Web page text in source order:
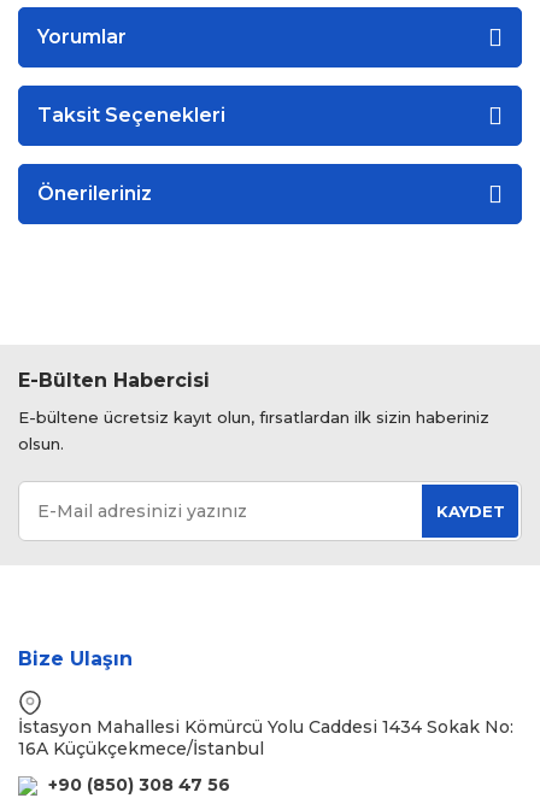
Yorumlar
Taksit Seçenekleri
Önerileriniz
E-Bülten Habercisi
E-bültene ücretsiz kayıt olun, fırsatlardan ilk sizin haberiniz
olsun.
KAYDET
Bize Ulaşın
İstasyon Mahallesi Kömürcü Yolu Caddesi 1434 Sokak No:
16A Küçükçekmece/İstanbul
+90 (850) 308 47 56